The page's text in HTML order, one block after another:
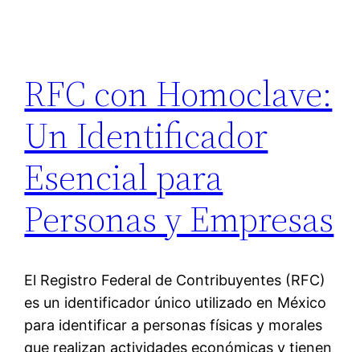
RFC con Homoclave:
Un Identificador
Esencial para
Personas y Empresas
El Registro Federal de Contribuyentes (RFC)
es un identificador único utilizado en México
para identificar a personas físicas y morales
que realizan actividades económicas y tienen